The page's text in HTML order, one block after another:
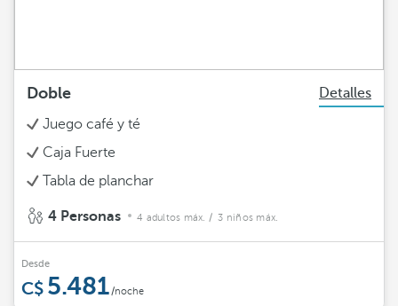
Doble
Detalles
Juego café y té
Caja Fuerte
Tabla de planchar
4 Personas 4 adultos máx. / 3 niños máx.
Desde
5.481 /noche